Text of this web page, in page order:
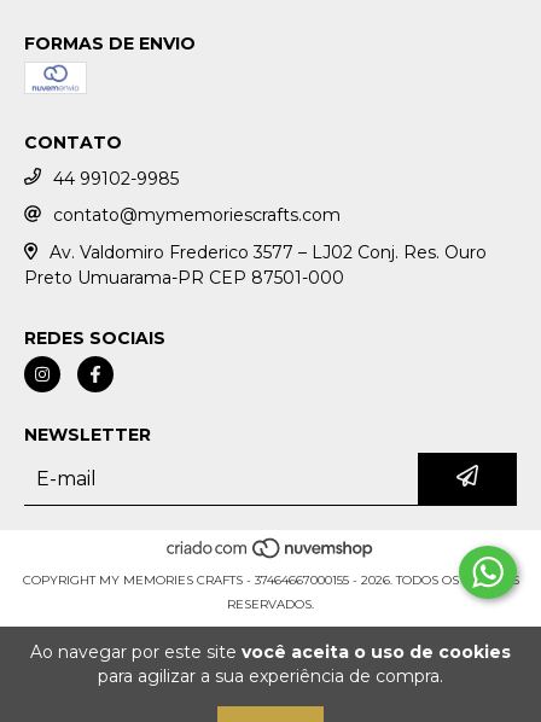
Ao navegar por este site você aceita o uso de cookies
para agilizar a sua experiência de compra.
FORMAS DE ENVIO
CONTATO
44 99102-9985
contato@mymemoriescrafts.com
Av. Valdomiro Frederico 3577 – LJ02 Conj. Res. Ouro
Preto Umuarama-PR CEP 87501-000
REDES SOCIAIS
NEWSLETTER
COPYRIGHT MY MEMORIES CRAFTS - 37464667000155 - 2026. TODOS OS DIREITOS
RESERVADOS.